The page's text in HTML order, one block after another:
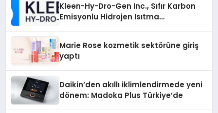
Kleen-Hy-Dro-Gen Inc., Sıfır Karbon
Emisyonlu Hidrojen Isıtma
Marie Rose kozmetik sektörüne giriş
yaptı
Daikin’den akıllı iklimlendirmede yeni
dönem: Madoka Plus Türkiye’de